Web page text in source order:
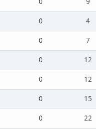
0
4
0
7
0
12
0
12
0
15
0
22